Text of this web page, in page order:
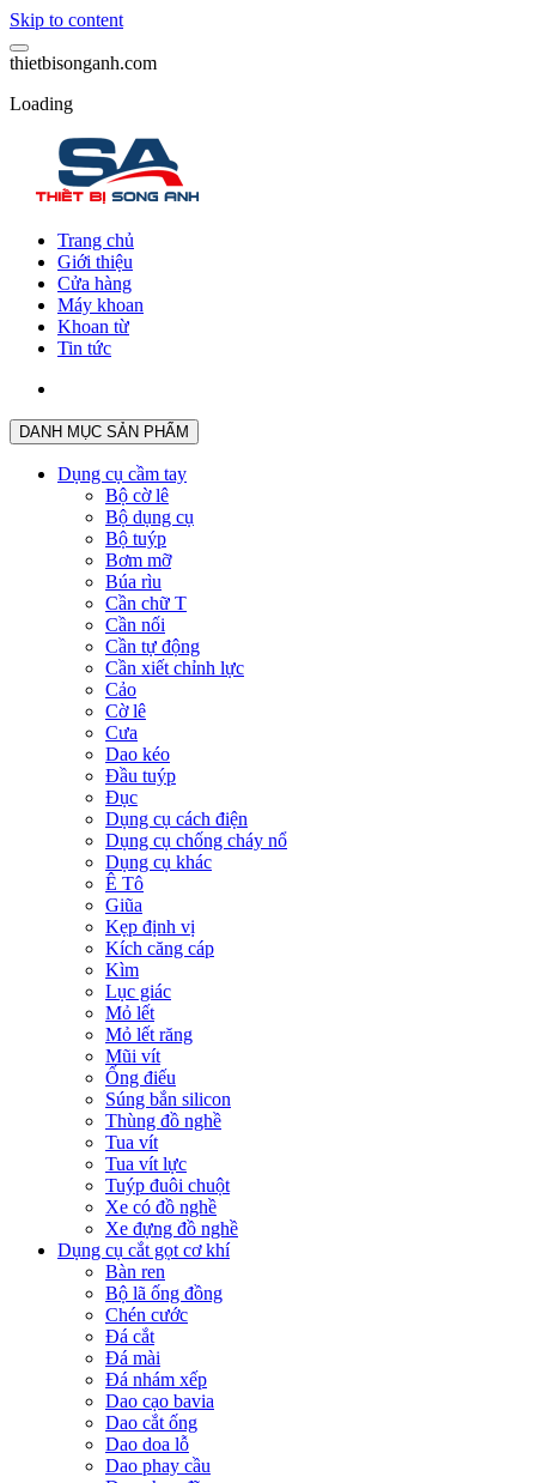
Skip to content
thietbisonganh.com
Loading
Trang chủ
Giới thiệu
Cửa hàng
Máy khoan
Khoan từ
Tin tức
DANH MỤC SẢN PHẨM
Dụng cụ cầm tay
Bộ cờ lê
Bộ dụng cụ
Bộ tuýp
Bơm mỡ
Búa rìu
Cần chữ T
Cần nối
Cần tự động
Cần xiết chỉnh lực
Cảo
Cờ lê
Cưa
Dao kéo
Đầu tuýp
Đục
Dụng cụ cách điện
Dụng cụ chống cháy nổ
Dụng cụ khác
Ê Tô
Giũa
Kẹp định vị
Kích căng cáp
Kìm
Lục giác
Mỏ lết
Mỏ lết răng
Mũi vít
Ống điếu
Súng bắn silicon
Thùng đồ nghề
Tua vít
Tua vít lực
Tuýp đuôi chuột
Xe có đồ nghề
Xe đựng đồ nghề
Dụng cụ cắt gọt cơ khí
Bàn ren
Bộ lã ống đồng
Chén cước
Đá cắt
Đá mài
Đá nhám xếp
Dao cạo bavia
Dao cắt ống
Dao doa lỗ
Dao phay cầu